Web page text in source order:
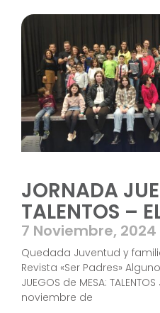
JORNADA
TALENTOS –
7 Noviembre, 2024
Quedada Juventud y
Revista «Ser Padres»
JUEGOS de MESA:
noviembre de